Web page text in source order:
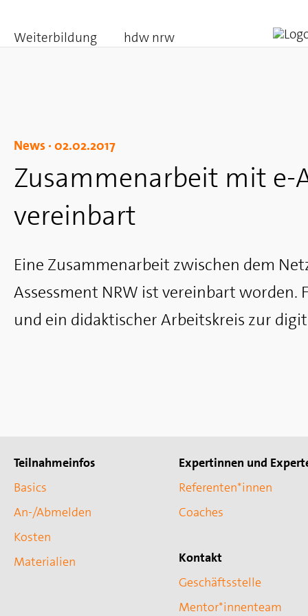
Weiterbildung hdw nrw
News · 02.02.2017
Zusammenarbeit mit e-
vereinbart
Eine Zusammenarbeit zwischen dem
Assessment NRW ist vereinbart worden.
und ein didaktischer Arbeitskreis zur
Teilnahmeinfos
Basics
An-/Abmelden
Kosten
Materialien
Expertinnen und
Referenten*innen
Coaches
Kontakt
Geschäftsstelle
Mentor*innenteam